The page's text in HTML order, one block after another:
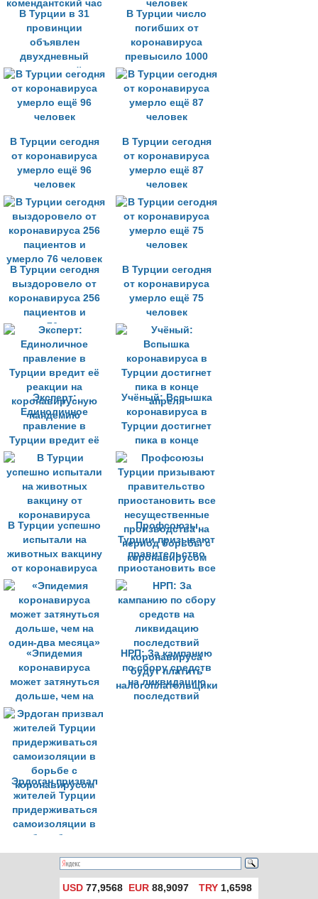
В Турции в 31
провинции
объявлен
двухдневный
комендантский час
В Турции число
погибших от
коронавируса
превысило 1000
человек
В Турции сегодня
от коронавируса
умерло ещё 96
человек
В Турции сегодня
от коронавируса
умерло ещё 87
человек
В Турции сегодня
выздоровело от
коронавируса 256
пациентов и
умерло 76 человек
В Турции сегодня
от коронавируса
умерло ещё 75
человек
Эксперт:
Единоличное
правление в
Турции вредит её
реакции на
коронавирусную
пандемию
Учёный: Вспышка
коронавируса в
Турции достигнет
пика в конце
апреля
В Турции успешно
испытали на
животных вакцину
от коронавируса
Профсоюзы
Турции призывают
правительство
приостановить все
несущественные
производства на
период борьбы с
коронавирусом
«Эпидемия
коронавируса
может затянуться
дольше, чем на
один-два месяца»
НРП: За кампанию
по сбору средств
на ликвидацию
последствий
Эрдоган призвал
жителей Турции
придерживаться
самоизоляции в
борьбе с
коронавирусом
USD 77,9568 EUR 88,9097 TRY1,6598